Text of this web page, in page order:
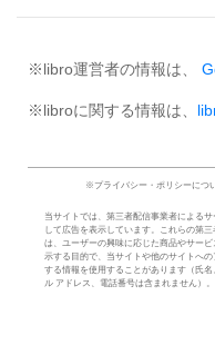
※libro運営者の情報は、
※libroに関する情報は、
※プライバシー・ポリシーにつ
当サイトでは、第三者配信事業者によるサ
して広告を表示しています。これらの第
は、ユーザーの興味に応じた商品やサービ
示する目的で、当サイトや他のサイトへの
する情報を使用することがあります（氏名
ル アドレス、電話番号は含まれません）。